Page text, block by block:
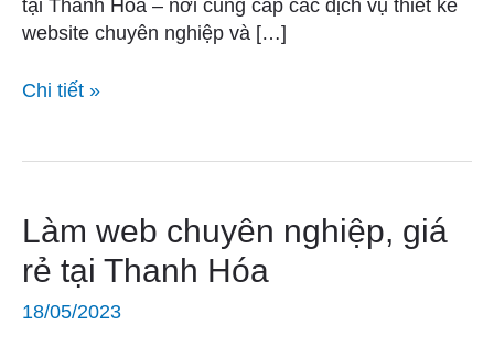
tại Thanh Hóa – nơi cung cấp các dịch vụ thiết kế
website chuyên nghiệp và […]
uy
tín,
nghiệp
Chi tiết »
Làm web chuyên nghiệp, giá
rẻ tại Thanh Hóa
18/05/2023
Làm
chuyên
nghiệp,